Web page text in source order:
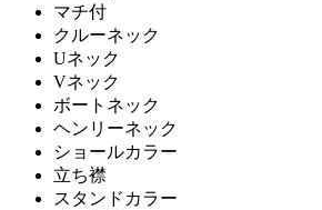
マチ付
クルーネック
Uネック
Vネック
ボートネック
ヘンリーネック
ショールカラー
立ち襟
スタンドカラー